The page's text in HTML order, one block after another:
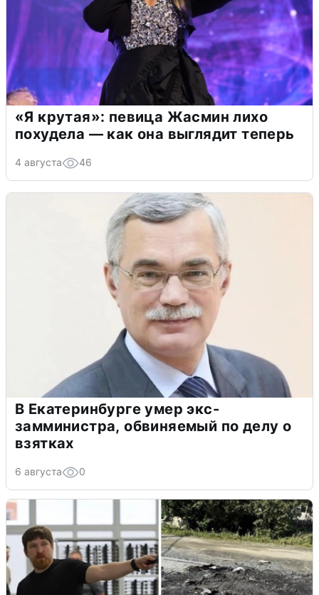
«Я крутая»: певица Жасмин лихо
похудела — как она выглядит теперь
4 августа 46
В Екатеринбурге умер экс-
замминистра, обвиняемый по делу о
взятках
6 августа 0